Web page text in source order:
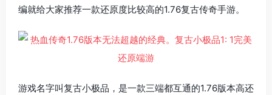
编就给大家推荐一款还原度比较高的1.76复古传奇手游。
游戏名字叫复古小极品，是一款三端都互通的1.76版本高还